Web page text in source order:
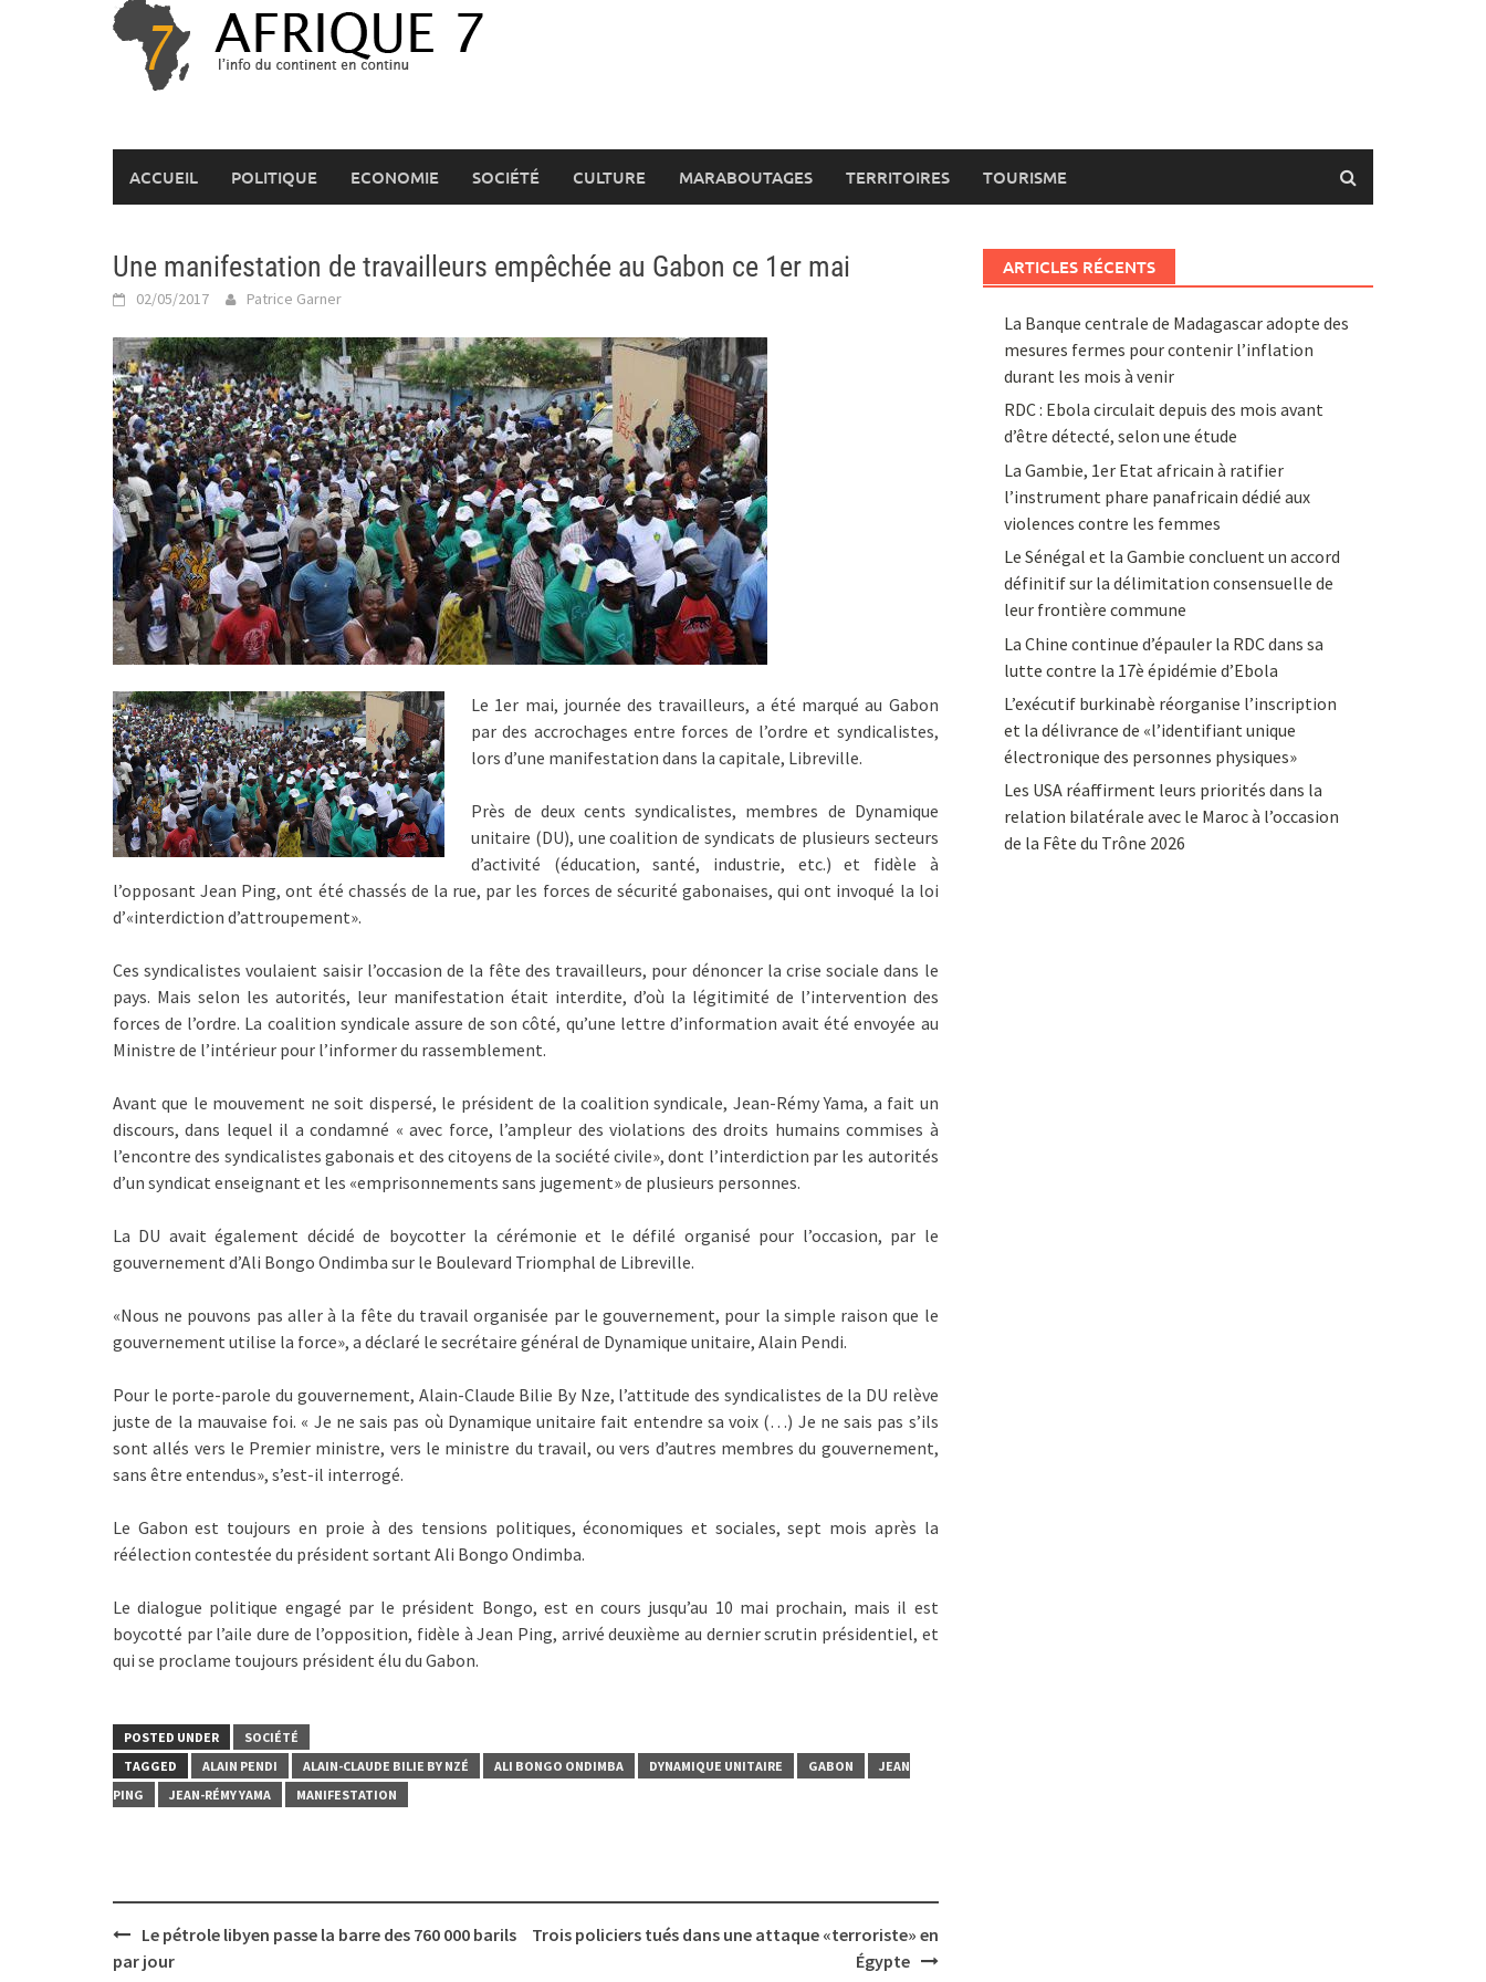
ACCUEIL POLITIQUE ECONOMIE SOCIÉTÉ CULTURE MARABOUTAGES TERRITOIRES TOURISME
Une manifestation de travailleurs empêchée au Gabon ce 1er mai
02/05/2017 Patrice Garner
Le 1er mai, journée des travailleurs, a été marqué au Gabon
par des accrochages entre forces de l’ordre et syndicalistes,
lors d’une manifestation dans la capitale, Libreville.
Près de deux cents syndicalistes, membres de Dynamique
unitaire (DU), une coalition de syndicats de plusieurs secteurs
d’activité (éducation, santé, industrie, etc.) et fidèle à
l’opposant Jean Ping, ont été chassés de la rue, par les forces de sécurité gabonaises, qui ont invoqué la loi
d’«interdiction d’attroupement».
Ces syndicalistes voulaient saisir l’occasion de la fête des travailleurs, pour dénoncer la crise sociale dans le
pays. Mais selon les autorités, leur manifestation était interdite, d’où la légitimité de l’intervention des
forces de l’ordre. La coalition syndicale assure de son côté, qu’une lettre d’information avait été envoyée au
Ministre de l’intérieur pour l’informer du rassemblement.
Avant que le mouvement ne soit dispersé, le président de la coalition syndicale, Jean-Rémy Yama, a fait un
discours, dans lequel il a condamné « avec force, l’ampleur des violations des droits humains commises à
l’encontre des syndicalistes gabonais et des citoyens de la société civile», dont l’interdiction par les autorités
d’un syndicat enseignant et les «emprisonnements sans jugement» de plusieurs personnes.
La DU avait également décidé de boycotter la cérémonie et le défilé organisé pour l’occasion, par le
gouvernement d’Ali Bongo Ondimba sur le Boulevard Triomphal de Libreville.
«Nous ne pouvons pas aller à la fête du travail organisée par le gouvernement, pour la simple raison que le
gouvernement utilise la force», a déclaré le secrétaire général de Dynamique unitaire, Alain Pendi.
Pour le porte-parole du gouvernement, Alain-Claude Bilie By Nze, l’attitude des syndicalistes de la DU relève
juste de la mauvaise foi. « Je ne sais pas où Dynamique unitaire fait entendre sa voix (…) Je ne sais pas s’ils
sont allés vers le Premier ministre, vers le ministre du travail, ou vers d’autres membres du gouvernement,
sans être entendus», s’est-il interrogé.
Le Gabon est toujours en proie à des tensions politiques, économiques et sociales, sept mois après la
réélection contestée du président sortant Ali Bongo Ondimba.
Le dialogue politique engagé par le président Bongo, est en cours jusqu’au 10 mai prochain, mais il est
boycotté par l’aile dure de l’opposition, fidèle à Jean Ping, arrivé deuxième au dernier scrutin présidentiel, et
qui se proclame toujours président élu du Gabon.
POSTED UNDER
SOCIÉTÉ
TAGGED
ALAIN PENDI ALAIN-CLAUDE BILIE BY NZÉ ALI BONGO ONDIMBA DYNAMIQUE UNITAIRE GABON
JEAN
PING
JEAN-RÉMY YAMA MANIFESTATION
Post
navigation
Le pétrole libyen passe la barre des 760 000 barils
par jour
Trois policiers tués dans une attaque «terroriste» en
Égypte
ARTICLES RÉCENTS
La Banque centrale de Madagascar adopte des
mesures fermes pour contenir l’inflation
durant les mois à venir
RDC : Ebola circulait depuis des mois avant
d’être détecté, selon une étude
La Gambie, 1er Etat africain à ratifier
l’instrument phare panafricain dédié aux
violences contre les femmes
Le Sénégal et la Gambie concluent un accord
définitif sur la délimitation consensuelle de
leur frontière commune
La Chine continue d’épauler la RDC dans sa
lutte contre la 17è épidémie d’Ebola
L’exécutif burkinabè réorganise l’inscription
et la délivrance de «l’identifiant unique
électronique des personnes physiques»
Les USA réaffirment leurs priorités dans la
relation bilatérale avec le Maroc à l’occasion
de la Fête du Trône 2026